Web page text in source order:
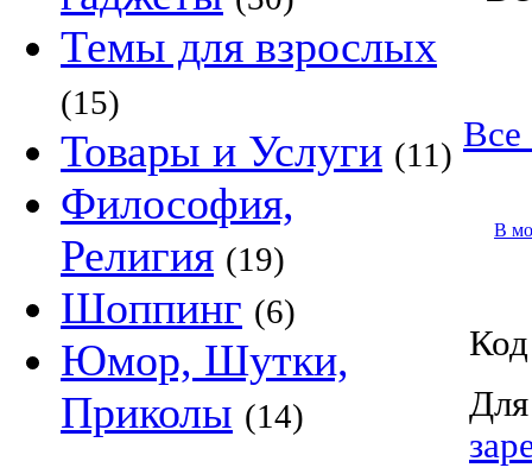
Темы для взрослых
(15)
Товары и Услуги (11)
Философия,
Религия (19)
Шоппинг (6)
Юмор, Шутки,
Приколы (14)
Все
В
Код